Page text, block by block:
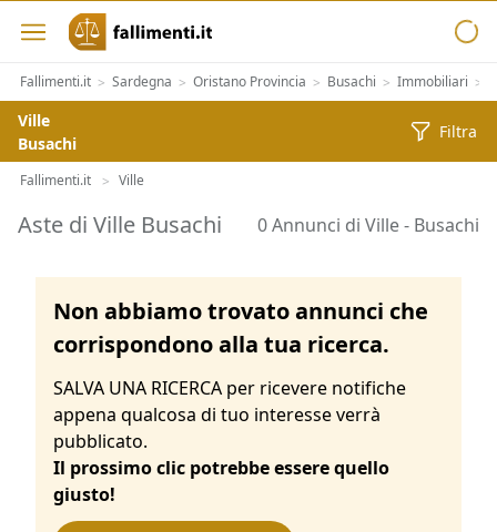
Fallimenti.it > Sardegna > Oristano Provincia > Busachi > Immobiliari >
Ville
Busachi
Filtra
Fallimenti.it > Ville
Aste di Ville Busachi 0 Annunci di Ville - Busachi
Non abbiamo trovato annunci che
corrispondono alla tua ricerca.
SALVA UNA RICERCA per ricevere notifiche
appena qualcosa di tuo interesse verrà
pubblicato.
Il prossimo clic potrebbe essere quello
giusto!